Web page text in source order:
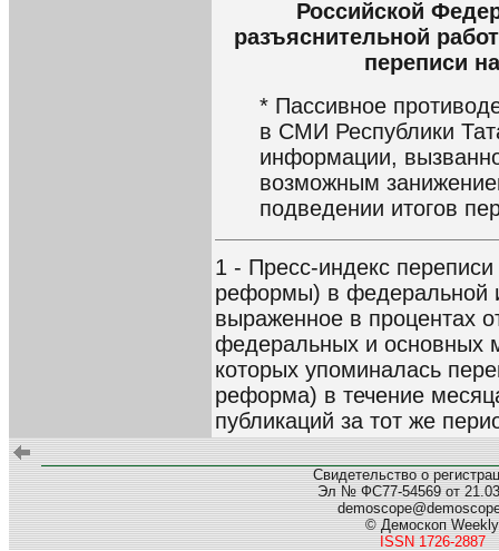
Российской
разъяснительной
переписи
* Пассивное
в СМИ Республики
информации,
возможным
подведении итогов
1 - Пресс-индекс
реформы) в федеральной
выраженное в процентах
федеральных и основных
которых упоминалась
реформа) в течение
публикаций за тот же
Свидетельство о
Эл № ФС77-54569 от
© Демоскоп Weekly
ISSN 1726-2887